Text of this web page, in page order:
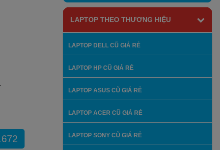
LAPTOP THEO THƯƠNG HIỆU
LAPTOP DELL CŨ GIÁ RẺ
LAPTOP HP CŨ GIÁ RẺ
LAPTOP ASUS CŨ GIÁ RẺ
LAPTOP ACER CŨ GIÁ RẺ
LAPTOP SONY CŨ GIÁ RẺ